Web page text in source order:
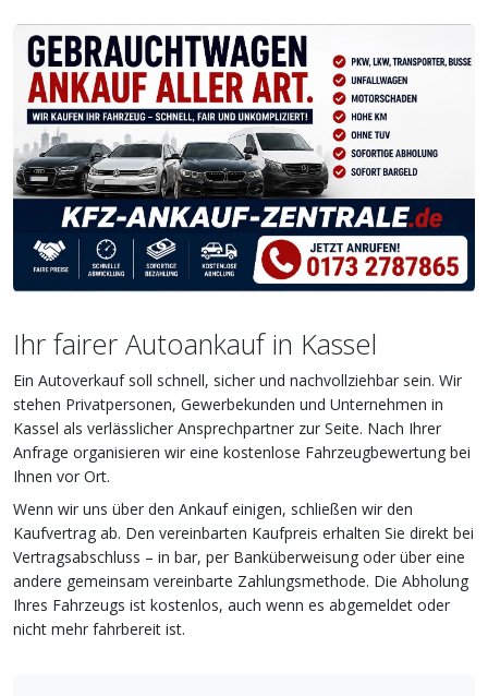
Ihr fairer Autoankauf in Kassel
Ein Autoverkauf soll schnell, sicher und nachvollziehbar sein. Wir
stehen Privatpersonen, Gewerbekunden und Unternehmen in
Kassel als verlässlicher Ansprechpartner zur Seite. Nach Ihrer
Anfrage organisieren wir eine kostenlose Fahrzeugbewertung bei
Ihnen vor Ort.
Wenn wir uns über den Ankauf einigen, schließen wir den
Kaufvertrag ab. Den vereinbarten Kaufpreis erhalten Sie direkt bei
Vertragsabschluss – in bar, per Banküberweisung oder über eine
andere gemeinsam vereinbarte Zahlungsmethode. Die Abholung
Ihres Fahrzeugs ist kostenlos, auch wenn es abgemeldet oder
nicht mehr fahrbereit ist.